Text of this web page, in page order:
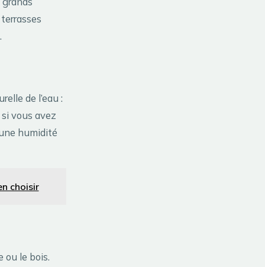
de l’eau :
vous avez
humidité
choisir
ou le bois.